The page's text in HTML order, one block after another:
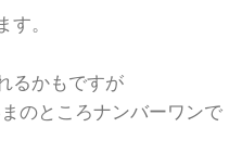
す。
るかもですが
のところナンバーワンで